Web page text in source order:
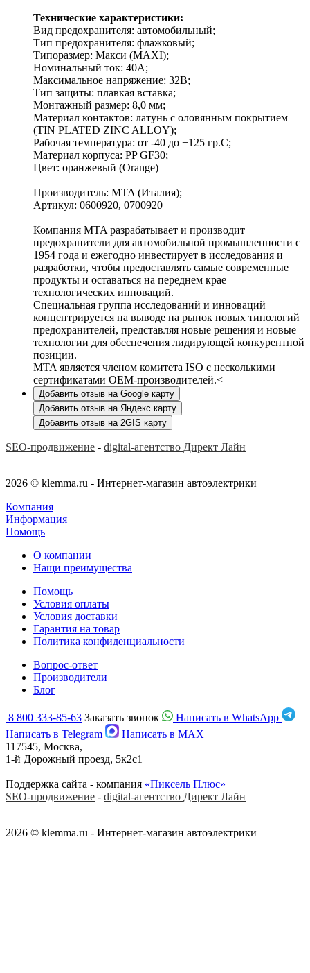
Технические характеристики:
Вид предохранителя: автомобильный;
Тип предохранителя: флажковый;
Типоразмер: Макси (MAXI);
Номинальный ток: 40А;
Максимальное напряжение: 32В;
Тип защиты: плавкая вставка;
Монтажный размер: 8,0 мм;
Материал контактов: латунь с оловянным покрытием
(TIN PLATED ZINC ALLOY);
Рабочая температура: от -40 до +125 гр.C;
Материал корпуса: PP GF30;
Цвет: оранжевый (Orange)
Производитель: MTA (Италия);
Артикул: 0600920, 0700920
Компания MTA разрабатывает и производит
предохранители для автомобильной промышленности с
1954 года и ежегодно инвестирует в исследования и
разработки, чтобы предоставлять самые современные
продукты и оставаться на переднем крае
технологических инноваций.
Специальная группа исследований и инноваций
концентрируется на выводе на рынок новых типологий
предохранителей, представляя новые решения и новые
технологии для обеспечения лидирующей конкурентной
позиции.
MTA является членом комитета ISO с несколькими
сертификатами OEM-производителей.<
Добавить отзыв на Google карту
Добавить отзыв на Яндекс карту
Добавить отзыв на 2GIS карту
SEO-продвижение - digital-агентство Директ Лайн
2026 © klemma.ru - Интернет-магазин автоэлектрики
Компания
Информация
Помощь
О компании
Нащи преимущества
Помощь
Условия оплаты
Условия доставки
Гарантия на товар
Политика конфиденциальности
Вопрос-ответ
Производители
Блог
8 800 333-85-63 Заказать звонок
Написать в WhatsApp
Написать в Telegram
Написать в MAX
117545, Москва,
1-й Дорожный проезд, 5к2с1
Поддержка сайта - компания «Пиксель Плюс»
SEO-продвижение - digital-агентство Директ Лайн
2026 © klemma.ru - Интернет-магазин автоэлектрики